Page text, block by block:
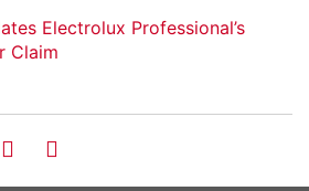
Electrolux Professional’s
Claim